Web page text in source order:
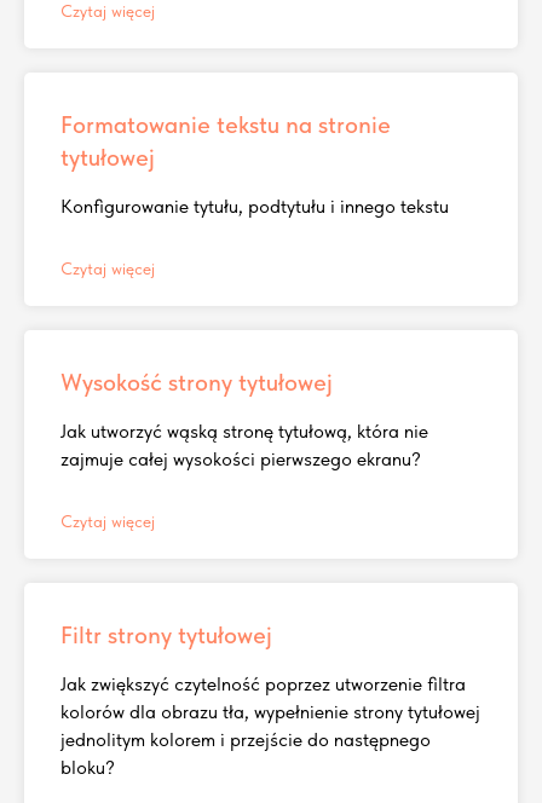
Czytaj więcej
Formatowanie tekstu na stronie
tytułowej
Konfigurowanie tytułu, podtytułu i innego tekstu
Czytaj więcej
Wysokość strony tytułowej
Jak utworzyć wąską stronę tytułową, która nie
zajmuje całej wysokości pierwszego ekranu?
Czytaj więcej
Filtr strony tytułowej
Jak zwiększyć czytelność poprzez utworzenie filtra
kolorów dla obrazu tła, wypełnienie strony tytułowej
jednolitym kolorem i przejście do następnego
bloku?